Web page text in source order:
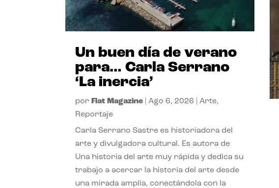
Un buen día de verano
para… Carla Serrano
‘La inercia’
por Flat Magazine |Ago 6, 2026 |Arte,
Reportaje
Carla Serrano Sastre es historiadora del
arte y divulgadora cultural. Es autora de
Una historia del arte muy rápida y dedica su
trabajo a acercar la historia del arte desde
una mirada amplia, conectándola con la